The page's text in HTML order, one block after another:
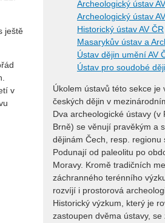
ještě
v
Archeologický ústav
Archeologický ústav
Historický ústav AV ČR
Masarykův ústav a
Ústav dějin umění AV
Ústav pro soudobé
Úkolem ústavů této sekce je
českých dějin v
Dva archeologické ústavy (v
Brně) se věnují pravěkým a
dějinám Čech, resp. regionu
Podunají od paleolitu po
Moravy. Kromě tradičních
záchranného terénního
rozvíjí i prostorová
Historický výzkum, který je
zastoupen dvěma ústavy, se